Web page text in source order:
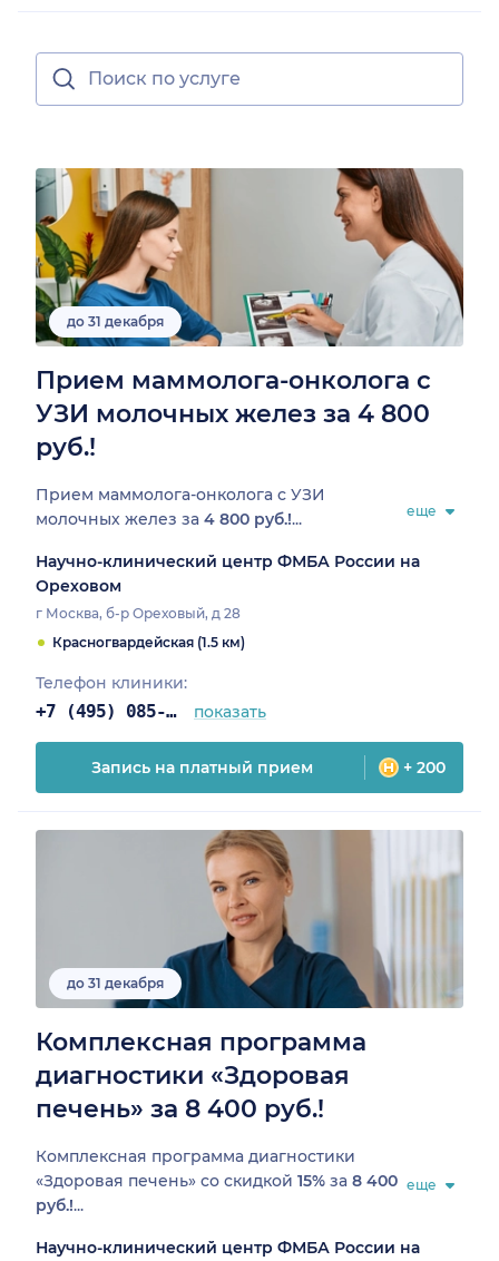
до 31 декабря
Прием маммолога-онколога с
УЗИ молочных желез за 4 800
руб.!
Прием маммолога-онколога с УЗИ
молочных желез за 4 800 руб.!... еще
Научно-клинический центр ФМБА России на
Ореховом
г Москва, б-р Ореховый, д 28
Красногвардейская (1.5 км)
Телефон клиники:
+7 (495) 085-25-03 показать
Запись на платный прием + 200
до 31 декабря
Комплексная программа
диагностики «Здоровая
печень» за 8 400 руб.!
Комплексная программа диагностики
«Здоровая печень» со скидкой 15% за 8 400
руб.!...
еще
Научно-клинический центр ФМБА России на